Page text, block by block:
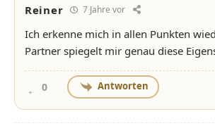
Reiner 7 Jahre vor
Ich erkenne mich in allen Punkten
Partner spiegelt mir genau diese
0 Antworten